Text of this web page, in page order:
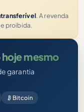
. A revenda
proibida.
hoje mesmo
garantia
Bitcoin